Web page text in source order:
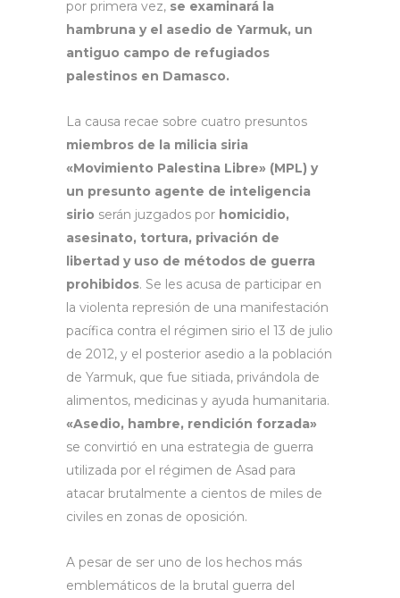
por primera vez, se examinará la
hambruna y el asedio de Yarmuk, un
antiguo campo de refugiados
palestinos en Damasco.
La causa recae sobre cuatro presuntos
miembros de la milicia siria
«Movimiento Palestina Libre» (MPL) y
un presunto agente de inteligencia
sirio serán juzgados por homicidio,
asesinato, tortura, privación de
libertad y uso de métodos de guerra
prohibidos. Se les acusa de participar en
la violenta represión de una manifestación
pacífica contra el régimen sirio el 13 de julio
de 2012, y el posterior asedio a la población
de Yarmuk, que fue sitiada, privándola de
alimentos, medicinas y ayuda humanitaria.
«Asedio, hambre, rendición forzada»
se convirtió en una estrategia de guerra
utilizada por el régimen de Asad para
atacar brutalmente a cientos de miles de
civiles en zonas de oposición.
A pesar de ser uno de los hechos más
emblemáticos de la brutal guerra del